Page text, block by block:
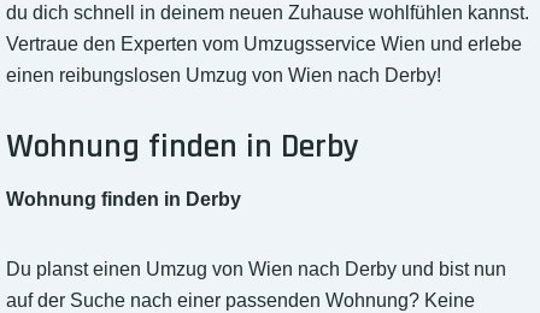
du dich schnell in deinem neuen Zuhause wohlfühlen kannst.
Vertraue den Experten vom Umzugsservice Wien und erlebe
einen reibungslosen Umzug von Wien nach Derby!
Wohnung finden in Derby
Wohnung finden in Derby
Du planst einen Umzug von Wien nach Derby und bist nun
auf der Suche nach einer passenden Wohnung? Keine